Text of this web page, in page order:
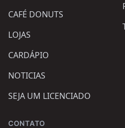
CAFÉ DONUTS
LOJAS
CARDÁPIO
NOTICIAS
SEJA UM LICENCIADO
CONTATO